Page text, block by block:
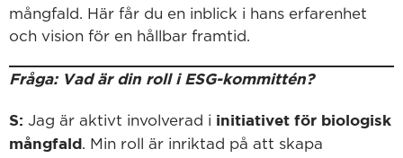
mångfald. Här får du en inblick i hans erfarenhet
och vision för en hållbar framtid.
Fråga: Vad är din roll i ESG-kommittén?
S: Jag är aktivt involverad i initiativet för biologisk
mångfald. Min roll är inriktad på att skapa